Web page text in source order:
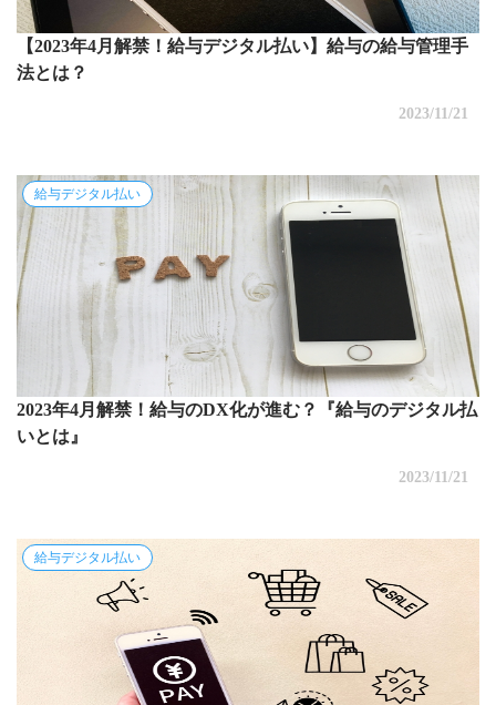
【2023年4月解禁！給与デジタル払い】給与の給与管理手
法とは？
2023/11/21
給与デジタル払い
2023年4月解禁！給与のDX化が進む？『給与のデジタル払
いとは』
2023/11/21
給与デジタル払い